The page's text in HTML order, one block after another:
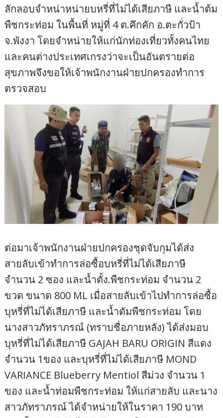
ลักลอบจำหน่าหน่ายบหรี่ที่ไม่ได้เสียภาษี และน้ำต้ม
พืชกระท่อม ในพื้นที่ หมู่ที่ 4 ต.คึกคัก อ.ตะกั่วป้า
จ.พังงา โดยจำหน่ายให้แก่นักท่องเที่ยวทั้งคนไทย
และคนต่างประเทศเกรงว่าจะเป็นอันตรายต่อ
สุขภาพจึงขอให้เจ้าพนักงานฝ่ายปกครองทำการ
ตรวจสอบ
ต่อมาเจ้าพนักงานฝ่ายปกครองชุดจับกุมได้ส่ง
สายลับเข้าทำการล่อซื้อบหรี่ที่ไม่ได้เสียภาษี
จำนวน 2 ซอง และน้ำตั้ง.พืชกระท่อม จำนวน 2
ขวด ขนาด 800 ML เมื่อสายลับเข้าไปทำการล่อซื้อ
บุหรี่ที่ไม่ได้เสียภาษี และน้ำดัมพืชกระท่อม โดย
นางสาวภัทราภรณ์ (ทราบชื่อภายหลัง) ได้ส่งมอบ
บุหรี่ที่ไม่ได้เสียภาษี GAJAH BARU ORIGIN สีแดง
จำนวน 1ของ และบุหรี่ที่ไม่ได้เสียภาษี MOND
VARIANCE Blueberry Mentiol สีม่วง จำนวน 1
ของ และน้ำท่อมพืชกระท่อม ให้แก่สายลับ และนาง
สาวภัทราภรณ์ ได้จำหน่ายให้ในราคา 190 บาท